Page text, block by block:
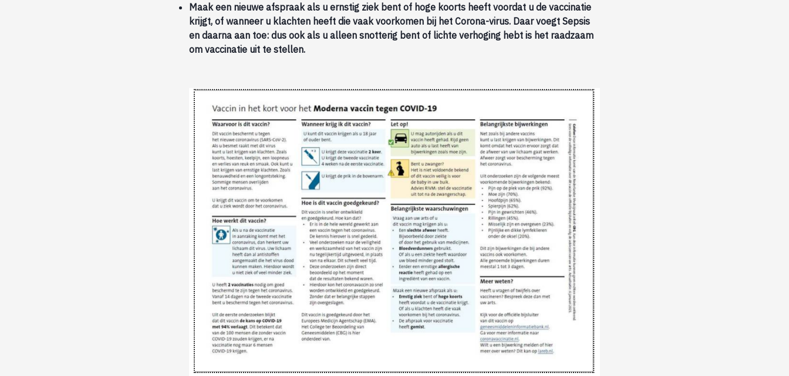
Maak een nieuwe afspraak als u ernstig ziek bent of hoge koorts heeft voordat u de vaccinatie
krijgt, of wanneer u klachten heeft die vaak voorkomen bij het Corona-virus. Daar voegt Sepsis
en daarna aan toe: dus ook als u alleen snotterig bent of lichte verhoging hebt is het raadzaam
om vaccinatie uit te stellen.